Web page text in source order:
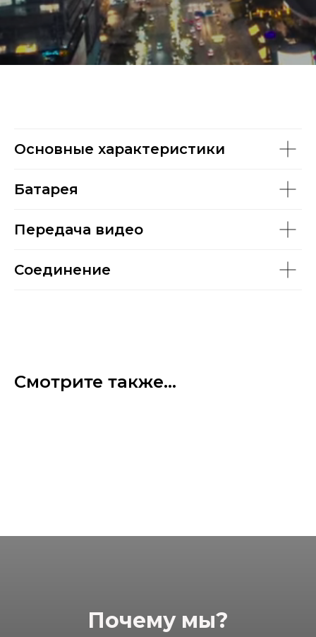
Основные характеристики
Батарея
Передача видео
Соединение
Смотрите также...
Почему мы?